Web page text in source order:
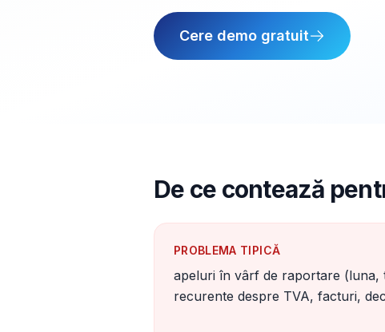
Cere demo gratuit
De ce contează
PROBLEMA TIPICĂ
apeluri în vârf de raportare (luna,
recurente despre TVA, facturi,